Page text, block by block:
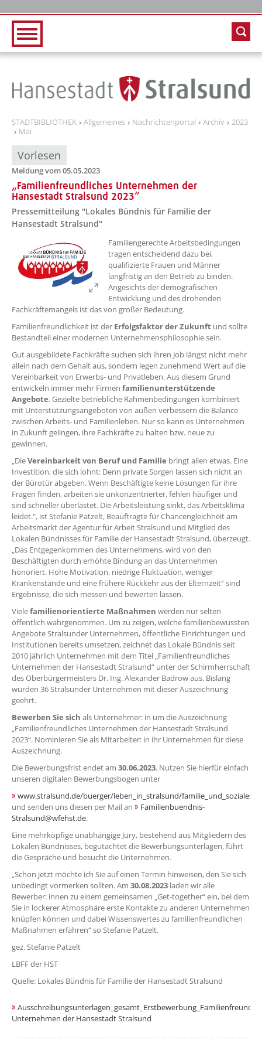
STADTBIBLIOTHEK Allgemeines Nachrichtenportal Archiv
2023
Mai
Vorlesen
Meldung vom 05.05.2023
„Familienfreundliches Unternehmen der
Hansestadt Stralsund 2023“
Pressemitteilung "Lokales Bündnis für Familie der
Hansestadt Stralsund"
??? absaetzeOben[1]/titel ???
Familiengerechte Arbeitsbedingungen
tragen entscheidend dazu bei,
qualifizierte Frauen und Männer
langfristig an den Betrieb zu binden.
Angesichts der demografischen
Entwicklung und des drohenden
Fachkräftemangels ist das von großer Bedeutung.
Familienfreundlichkeit ist der Erfolgsfaktor der Zukunft und sollte
Bestandteil einer modernen Unternehmensphilosophie sein.
Gut ausgebildete Fachkräfte suchen sich ihren Job längst nicht mehr
allein nach dem Gehalt aus, sondern legen zunehmend Wert auf die
Vereinbarkeit von Erwerbs- und Privatleben. Aus diesem Grund
entwickeln immer mehr Firmen familienunterstützende
Angebote. Gezielte betriebliche Rahmenbedingungen kombiniert
mit Unterstützungsangeboten von außen verbessern die Balance
zwischen Arbeits- und Familienleben. Nur so kann es Unternehmen
in Zukunft gelingen, ihre Fachkräfte zu halten bzw. neue zu
gewinnen.
„DieVereinbarkeit von Beruf und Familie bringt allen etwas. Eine
Investition, die sich lohnt: Denn private Sorgen lassen sich nicht an
der Bürotür abgeben. Wenn Beschäftigte keine Lösungen für ihre
Fragen finden, arbeiten sie unkonzentrierter, fehlen häufiger und
sind schneller überlastet. Die Arbeitsleistung sinkt, das Arbeitsklima
leidet.", ist Stefanie Patzelt, Beauftragte für Chancengleichheit am
Arbeitsmarkt der Agentur für Arbeit Stralsund und Mitglied des
Lokalen Bündnisses für Familie der Hansestadt Stralsund, überzeugt.
„Das Entgegenkommen des Unternehmens, wird von den
Beschäftigten durch erhöhte Bindung an das Unternehmen
honoriert. Hohe Motivation, niedrige Fluktuation, weniger
Krankenstände und eine frühere Rückkehr aus der Elternzeit“ sind
Ergebnisse, die sich messen und bewerten lassen.
Vielefamilienorientierte Maßnahmen werden nur selten
öffentlich wahrgenommen. Um zu zeigen, welche familienbewussten
Angebote Stralsunder Unternehmen, öffentliche Einrichtungen und
Institutionen bereits umsetzen, zeichnet das Lokale Bündnis seit
2010 jährlich Unternehmen mit dem Titel „Familienfreundliches
Unternehmen der Hansestadt Stralsund“ unter der Schirmherrschaft
des Oberbürgermeisters Dr. Ing. Alexander Badrow aus. Bislang
wurden 36 Stralsunder Unternehmen mit dieser Auszeichnung
geehrt.
Bewerben Sie sich als Unternehmer: in um die Auszeichnung
„Familienfreundliches Unternehmen der Hansestadt Stralsund
2023“. Nominieren Sie als Mitarbeiter: in ihr Unternehmen für diese
Auszeichnung.
Die Bewerbungsfrist endet am 30.06.2023. Nutzen Sie hierfür einfach
unseren digitalen Bewerbungsbogen unter
www.stralsund.de/buerger/leben_in_stralsund/familie_und_soziales/
und senden uns diesen per Mail an
Familienbuendnis-
Stralsund@wfehst.de.
Eine mehrköpfige unabhängige Jury, bestehend aus Mitgliedern des
Lokalen Bündnisses, begutachtet die Bewerbungsunterlagen, führt
die Gespräche und besucht die Unternehmen.
„Schon jetzt möchte ich Sie auf einen Termin hinweisen, den Sie sich
unbedingt vormerken sollten. Am 30.08.2023 laden wir alle
Bewerber: innen zu einem gemeinsamen „Get-together“ ein, bei dem
Sie in lockerer Atmosphäre erste Kontakte zu anderen Unternehmen
knüpfen können und dabei Wissenswertes zu familienfreundlichen
Maßnahmen erfahren“ so Stefanie Patzelt.
gez. Stefanie Patzelt
LBFF der HST
Quelle: Lokales Bündnis für Familie der Hansestadt Stralsund
Unternehmen der Hansestadt Stralsund